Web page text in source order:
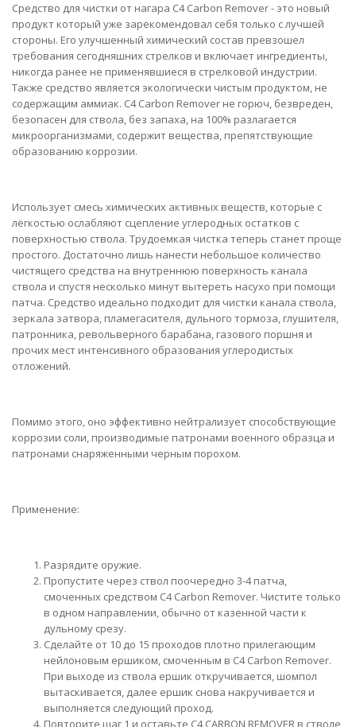
Средство для чистки от нагара C4 Carbon Remover - это новый
продукт который уже зарекомендовал себя только с лучшей
стороны. Его улучшенный химический состав превзошел
требования сегодняшних стрелков и включает ингредиенты,
никогда ранее не применявшиеся в стрелковой индустрии.
Также средство является экологически чистым продуктом, не
содержащим аммиак. C4 Carbon Remover не горюч, безвреден,
безопасен для ствола, без запаха, на 100% разлагается
микроорганизмами, содержит вещества, препятствующие
образованию коррозии.
Использует смесь химических активных веществ, которые с
лёгкостью ослабляют сцепление углеродных остатков с
поверхностью ствола. Трудоемкая чистка теперь станет проще
простого. Достаточно лишь нанести небольшое количество
чистящего средства на внутреннюю поверхность канала
ствола и спустя несколько минут вытереть насухо при помощи
патча. Средство идеально подходит для чистки канала ствола,
зеркала затвора, пламегасителя, дульного тормоза, глушителя,
патронника, револьверного барабана, газового поршня и
прочих мест интенсивного образования углеродистых
отложений.
Помимо этого, оно эффективно нейтрализует способствующие
коррозии соли, производимые патронами военного образца и
патронами снаряженными черным порохом.
Применение:
Разрядите оружие.
Пропустите через ствол поочередно 3-4 патча,
смоченных средством C4 Carbon Remover. Чистите только
в одном направлении, обычно от казенной части к
дульному срезу.
Сделайте от 10 до 15 проходов плотно прилегающим
нейлоновым ершиком, смоченным в C4 Carbon Remover.
При выходе из ствола ершик откручивается, шомпол
вытаскивается, далее ершик снова накручивается и
выполняется следующий проход.
Повторите шаг 1 и оставьте C4 CARBON REMOVER в стволе